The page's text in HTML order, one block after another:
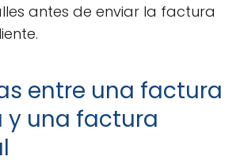
antes de enviar la factura
entre una factura
y una factura